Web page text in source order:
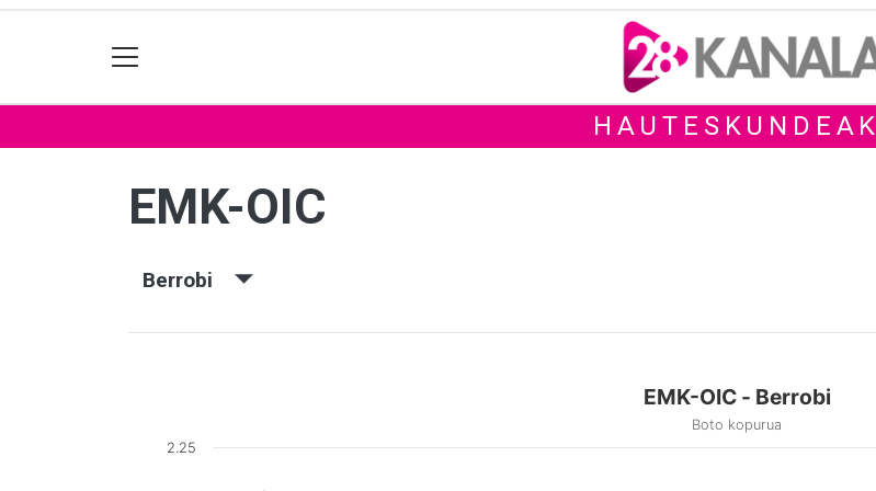
HAUTESKUNDEAK
EMK-OIC
Berrobi
EMK-OIC - Berrobi
Boto kopurua
2.25